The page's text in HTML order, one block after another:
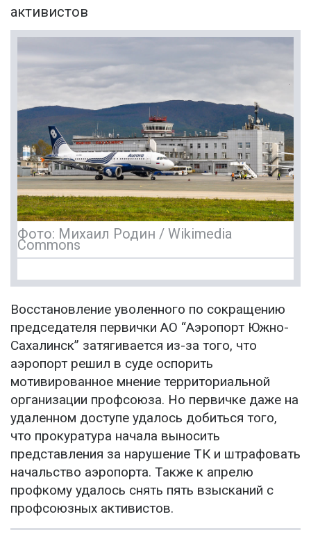
активистов
Фото: Михаил Родин / Wikimedia
Commons
Восстановление уволенного по сокращению
председателя первички АО “Аэропорт Южно-
Сахалинск” затягивается из-за того, что
аэропорт решил в суде оспорить
мотивированное мнение территориальной
организации профсоюза. Но первичке даже на
удаленном доступе удалось добиться того,
что прокуратура начала выносить
представления за нарушение ТК и штрафовать
начальство аэропорта. Также к апрелю
профкому удалось снять пять взысканий с
профсоюзных активистов.